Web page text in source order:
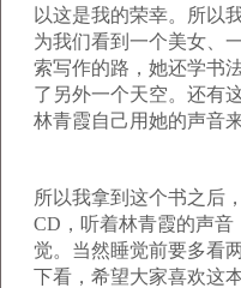
以这是我的荣幸。所以
为我们看到一个美女、
索写作的路，她还学书
了另外一个天空。还有
林青霞自己用她的声音
所以我拿到这个书之后
CD ，听着林青霞的声
觉。当然睡觉前要多看
下看，希望大家喜欢这本